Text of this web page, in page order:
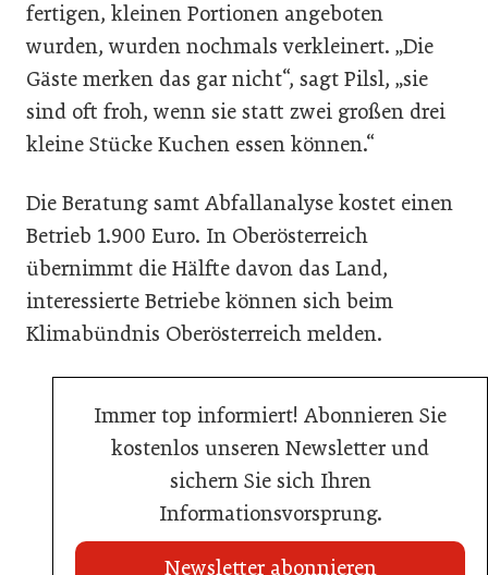
fertigen, kleinen Portionen angeboten
wurden, wurden nochmals verkleinert. „Die
Gäste merken das gar nicht“, sagt Pilsl, „sie
sind oft froh, wenn sie statt zwei großen drei
kleine Stücke Kuchen essen können.“
Die Beratung samt Abfallanalyse kostet einen
Betrieb 1.900 Euro. In Oberösterreich
übernimmt die Hälfte davon das Land,
interessierte Betriebe können sich beim
Klimabündnis Oberösterreich melden.
Immer top informiert! Abonnieren Sie
kostenlos unseren Newsletter und
sichern Sie sich Ihren
Informationsvorsprung.
Newsletter abonnieren